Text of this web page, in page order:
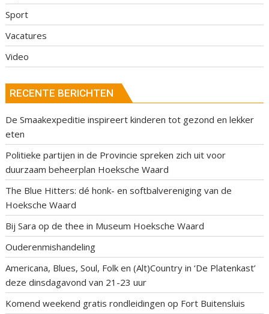
Sport
Vacatures
Video
RECENTE BERICHTEN
De Smaakexpeditie inspireert kinderen tot gezond en lekker
eten
Politieke partijen in de Provincie spreken zich uit voor
duurzaam beheerplan Hoeksche Waard
The Blue Hitters: dé honk- en softbalvereniging van de
Hoeksche Waard
Bij Sara op de thee in Museum Hoeksche Waard
Ouderenmishandeling
Americana, Blues, Soul, Folk en (Alt)Country in ‘De Platenkast’
deze dinsdagavond van 21-23 uur
Komend weekend gratis rondleidingen op Fort Buitensluis